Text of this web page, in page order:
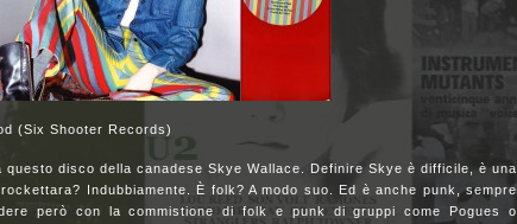
(Six Shooter Records)
questo disco della canadese Skye Wallace. Definire Skye è difficile, è una
Indubbiamente. È folk? A modo suo. Ed è anche punk, sempre
però con la commistione di folk e punk di gruppi come Pogues o